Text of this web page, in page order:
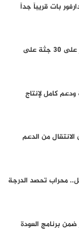
بات قريباً جداً
شهود يكشفون تفاصيل العثور على 30 جثة على
كامل لإنتاج
الانتقال من الدعم
محراب تحصد الدرجة
مصر ضمن برنامج العودة